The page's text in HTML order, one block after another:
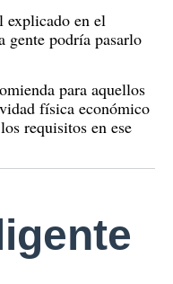
explicado en el
gente podría pasarlo
para aquellos
física económico
requisitos en ese